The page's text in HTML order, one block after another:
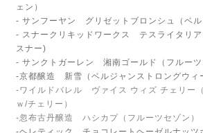
ェン）
- サンフーヤン グリゼットブロンシュ（ベル
- スナークリキッドワークス テスライタリア
スナー)
- サンクトガーレン 湘南ゴールド（フルーツ
-京都醸造 新雪（ベルジャンストロングウィ
-ワイルドバレル ヴァイス ウィズ チェリー
ｗ/チェリー）
-忽布古丹醸造 ハシカプ（フルーツセゾン）